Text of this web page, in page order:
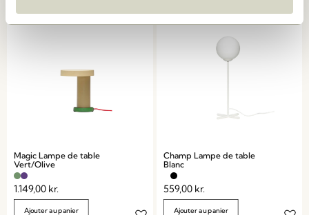
Magic Lampe de table
Vert/Olive
1.149,00 kr.
Ajouter au panier
Champ Lampe de table
Blanc
559,00 kr.
Ajouter au panier